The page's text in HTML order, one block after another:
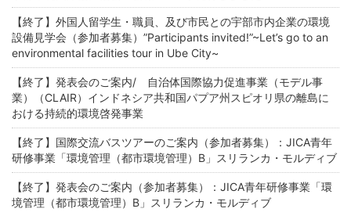
【終了】外国人留学生・職員、及び市民との宇部市内企業の環境
設備見学会（参加者募集）”Participants invited!”~Let’s go to an
environmental facilities tour in Ube City~
【終了】発表会のご案内/ 自治体国際協力促進事業（モデル事
業）（CLAIR）インドネシア共和国パプア州スピオリ県の離島に
おける持続的環境啓発事業
【終了】国際交流バスツアーのご案内（参加者募集）：JICA青年
研修事業「環境管理（都市環境管理）B」スリランカ・モルディブ
【終了】発表会のご案内（参加者募集）：JICA青年研修事業「環
境管理（都市環境管理）B」スリランカ・モルディブ